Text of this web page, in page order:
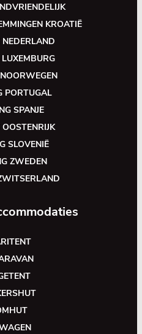
KROATIË
PORTUGAL
SPANJE
SLOVENIË
ZWEDEN